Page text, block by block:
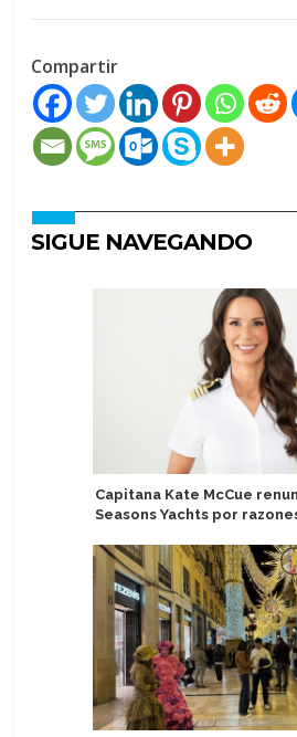
Compartir
SIGUE NAVEGANDO
Capitana Kate McCue
Seasons Yachts por